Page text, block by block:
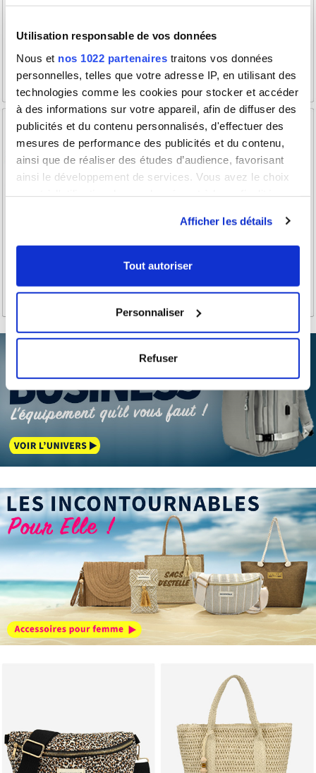
Utilisation responsable de vos données
Nous et nos 1022 partenaires traitons vos données
personnelles, telles que votre adresse IP, en utilisant des
technologies comme les cookies pour stocker et accéder
à des informations sur votre appareil, afin de diffuser des
publicités et du contenu personnalisés, d'effectuer des
mesures de performance des publicités et du contenu,
ainsi que de réaliser des études d’audience, favorisant
ainsi le développement de services. Vous avez le choix
tout moment en consultant la Déclaration relative aux
cookies ou en cliquant sur l'icône de confidentialité.
Collecter des informations sur votre localisation
géographique qui peuvent être précises à plusieurs
mètres près
pour en relever les caractéristiques spécifiques
(empreintes digitales).
Pour en savoir plus sur le traitement de vos données
personnelles et définir vos préférences, reportez-vous à
lasection « Détails »
. Vous pouvez modifier ou retirer
votre consentement à tout moment à partir de la
déclaration sur les cookies.
Les cookies nous permettent de personnaliser le contenu
et les annonces, d'offrir des fonctionnalités relatives aux
médias sociaux et d'analyser notre trafic. Nous
partageons également des informations sur l'utilisation de
notre site avec nos partenaires de médias sociaux, de
publicité et d'analyse, qui peuvent combiner celles-ci
avec d'autres informations que vous leur avez fournies
ou qu'ils ont collectées lors de votre utilisation de leurs
services.
Afficher les détails
Tout autoriser
Personnaliser
Refuser